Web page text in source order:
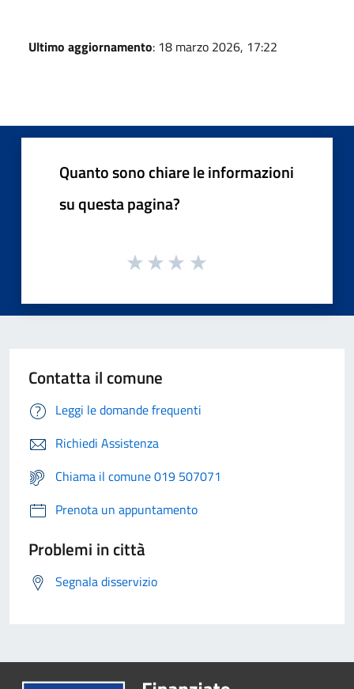
Ultimo aggiornamento: 18 marzo 2026, 17:22
Quanto sono chiare le informazioni
su questa pagina?
Contatta il comune
Leggi le domande frequenti
Richiedi Assistenza
Chiama il comune 019 507071
Prenota un appuntamento
Problemi in città
Segnala disservizio